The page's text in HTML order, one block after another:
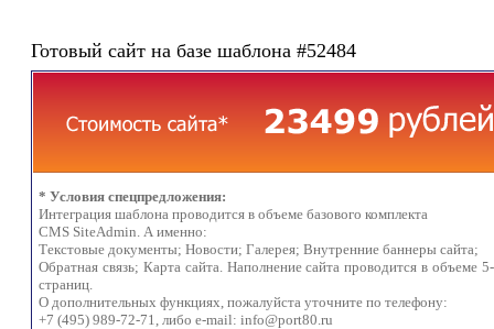
Готовый сайт на базе шаблона #52484
* Условия спецпредложения:
Интеграция шаблона проводится в объеме базового комплекта
CMS SiteAdmin. А именно:
Текстовые документы; Новости; Галерея; Внутренние баннеры сайта;
Обратная связь; Карта сайта. Наполнение сайта проводится в объеме
страниц.
О дополнительных функциях, пожалуйста уточните по телефону:
+7 (495) 989-72-71, либо e-mail: info@port80.ru